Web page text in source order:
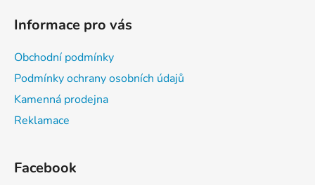
Informace pro vás
Obchodní podmínky
Podmínky ochrany osobních údajů
Kamenná prodejna
Reklamace
Facebook